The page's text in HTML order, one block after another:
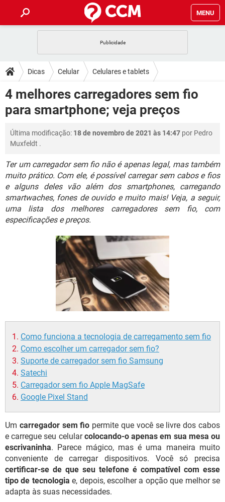
MENU
CELULAR FACEBOOK
OUTLOOK EXCEL
INSTAGRAM GMAIL
DICAS
JOGOS
CELULAR FACEBOOK
EXCEL
INSTAGRAM GMAIL
DOWNLOADS
JOGOS WHATSAPP
OUTLOOK
INSTAGRAM GMAIL
GUIA DE COMPRAS
FÓRUM
JOGOS WHATSAPP
OUTLOOK EXCEL
INSTAGRAM GMAIL
GUIA DE COMPRAS
GLOSSÁRIO
JOGOS WHATSAPP
CELULAR FACEBOOK
OUTLOOK EXCEL
INSTAGRAM GMAIL
Dicas Celular Celulares e tablets
4 melhores carregadores sem fio
para smartphone; veja preços
Última modificação: 18 de novembro de 2021 às 14:47 por Pedro
Muxfeldt .
Ter um carregador sem fio não é apenas legal, mas também
muito prático. Com ele, é possível carregar sem cabos e fios
e alguns deles vão além dos smartphones, carregando
smartwaches, fones de ouvido e muito mais! Veja, a seguir,
uma lista dos melhores carregadores sem fio, com
especificações e preços.
Como funciona a tecnologia de carregamento sem fio
Como escolher um carregador sem fio?
Suporte de carregador sem fio Samsung
Satechi
Carregador sem fio Apple MagSafe
Google Pixel Stand
Um carregador sem fio permite que você se livre dos cabos
e carregue seu celularcolocando-o apenas em sua mesa ou
escrivaninha. Parece mágico, mas é uma maneira muito
conveniente de carregar dispositivos. Você só precisa
certificar-se de que seu telefone é compatível com esse
tipo de tecnologia e, depois, escolher a opção que melhor se
adapta às suas necessidades.